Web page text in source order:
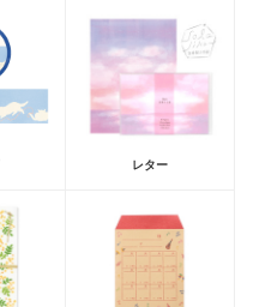
レター